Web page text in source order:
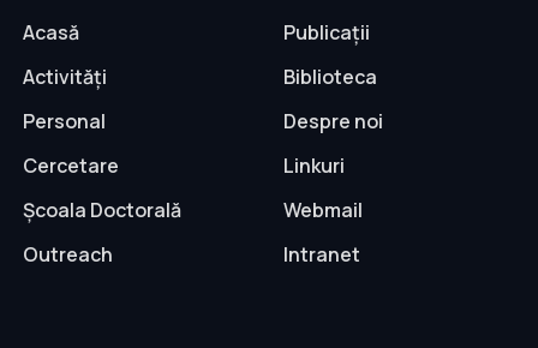
Acasă
Activități
Personal
Cercetare
Școala Doctorală
Outreach
Publicații
Biblioteca
Despre noi
Linkuri
Webmail
Intranet